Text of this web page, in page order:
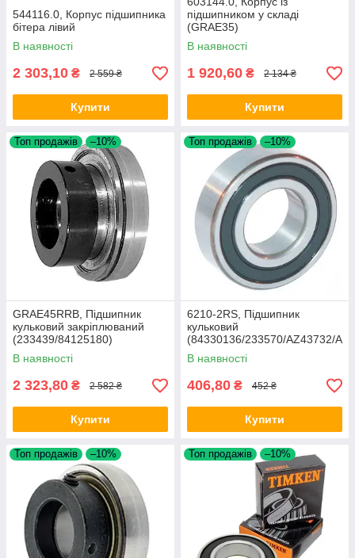
544116.0, Корпус підшипника
бітера лівий
В наявності
2 303,10 ₴ 2 559 ₴
Купити
підшипником у складі
(GRAE35)
В наявності
1 920,60 ₴ 2 134 ₴
Купити
Топ продажів –10%
GRAE45RRB, Підшипник
кульковий закріплюваний
(233439/84125180)
В наявності
2 323,80 ₴ 2 582 ₴
Купити
Топ продажів –10%
6210-2RS, Підшипник
кульковий
(84330136/233570/AZ43732/A
H201531)
В наявності
406,80 ₴ 452 ₴
Купити
Топ продажів –10% Топ продажів –10%